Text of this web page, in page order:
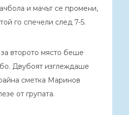
и мачът се промени,
го спечели след 7-5.
второто място беше
Двубоят изглеждаше
сметка Маринов
от групата.